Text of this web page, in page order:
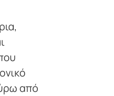
από